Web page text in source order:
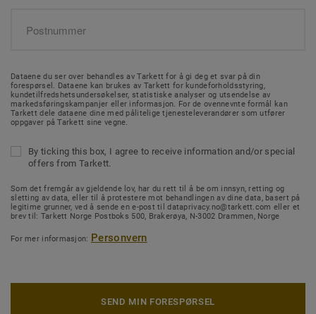
Dataene du ser over behandles av Tarkett for å gi deg et svar på din
forespørsel. Dataene kan brukes av Tarkett for kundeforholdsstyring,
kundetilfredshetsundersøkelser, statistiske analyser og utsendelse av
markedsføringskampanjer eller informasjon. For de ovennevnte formål kan
Tarkett dele dataene dine med pålitelige tjenesteleverandører som utfører
oppgaver på Tarkett sine vegne.
By ticking this box, I agree to receive information and/or special
offers from Tarkett.
Som det fremgår av gjeldende lov, har du rett til å be om innsyn, retting og
sletting av data, eller til å protestere mot behandlingen av dine data, basert på
legitime grunner, ved å sende en e-post til dataprivacy.no@tarkett.com eller et
brev til: Tarkett Norge Postboks 500, Brakerøya, N-3002 Drammen, Norge
For mer informasjon: Personvern
SEND MIN FORESPØRSEL